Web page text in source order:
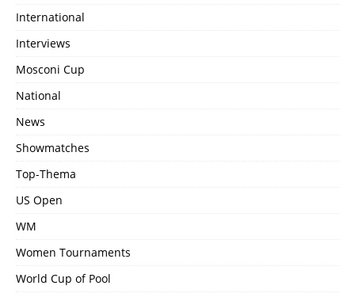
International
Interviews
Mosconi Cup
National
News
Showmatches
Top-Thema
US Open
WM
Women Tournaments
World Cup of Pool